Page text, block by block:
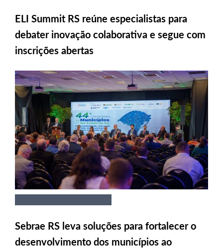
ELI Summit RS reúne especialistas para
debater inovação colaborativa e segue com
inscrições abertas
Sebrae RS leva soluções para fortalecer o
desenvolvimento dos municípios ao